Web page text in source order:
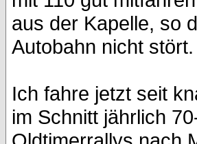
aus der Kapelle, so
Autobahn nicht stört.
Ich fahre jetzt seit
im Schnitt jährlich